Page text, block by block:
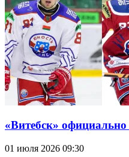
«Витебск»
01 июля 2026 09:30